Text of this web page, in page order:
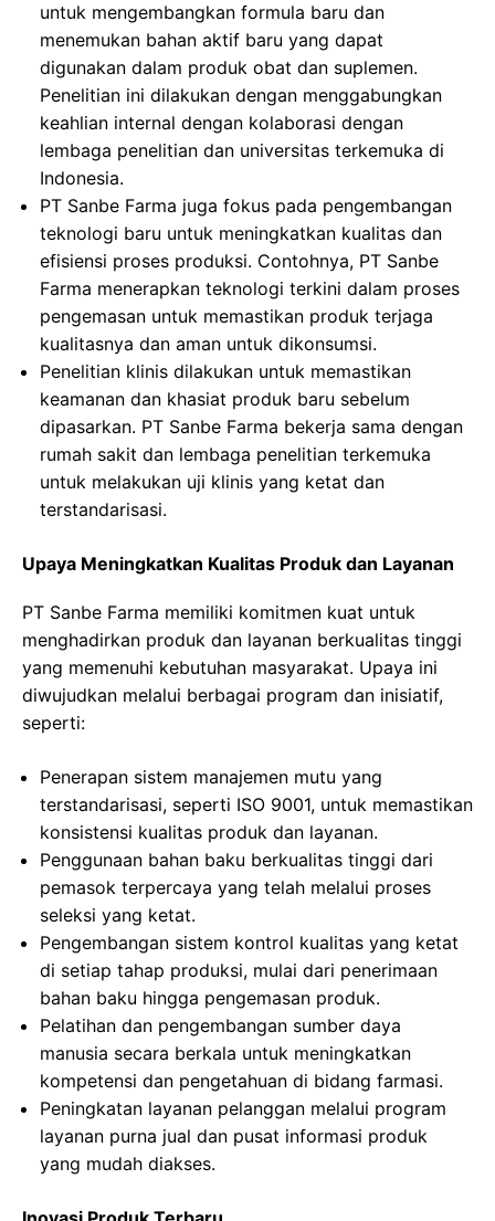
untuk mengembangkan formula baru dan
menemukan bahan aktif baru yang dapat
digunakan dalam produk obat dan suplemen.
Penelitian ini dilakukan dengan menggabungkan
keahlian internal dengan kolaborasi dengan
lembaga penelitian dan universitas terkemuka di
Indonesia.
PT Sanbe Farma juga fokus pada pengembangan
teknologi baru untuk meningkatkan kualitas dan
efisiensi proses produksi. Contohnya, PT Sanbe
Farma menerapkan teknologi terkini dalam proses
pengemasan untuk memastikan produk terjaga
kualitasnya dan aman untuk dikonsumsi.
Penelitian klinis dilakukan untuk memastikan
keamanan dan khasiat produk baru sebelum
dipasarkan. PT Sanbe Farma bekerja sama dengan
rumah sakit dan lembaga penelitian terkemuka
untuk melakukan uji klinis yang ketat dan
terstandarisasi.
Upaya Meningkatkan Kualitas Produk dan Layanan
PT Sanbe Farma memiliki komitmen kuat untuk
menghadirkan produk dan layanan berkualitas tinggi
yang memenuhi kebutuhan masyarakat. Upaya ini
diwujudkan melalui berbagai program dan inisiatif,
seperti:
Penerapan sistem manajemen mutu yang
terstandarisasi, seperti ISO 9001, untuk memastikan
konsistensi kualitas produk dan layanan.
Penggunaan bahan baku berkualitas tinggi dari
pemasok terpercaya yang telah melalui proses
seleksi yang ketat.
Pengembangan sistem kontrol kualitas yang ketat
di setiap tahap produksi, mulai dari penerimaan
bahan baku hingga pengemasan produk.
Pelatihan dan pengembangan sumber daya
manusia secara berkala untuk meningkatkan
kompetensi dan pengetahuan di bidang farmasi.
Peningkatan layanan pelanggan melalui program
layanan purna jual dan pusat informasi produk
yang mudah diakses.